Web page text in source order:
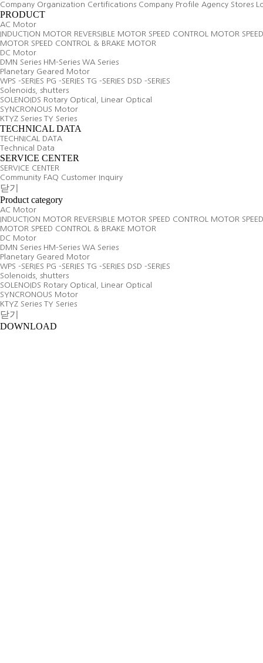
Company Organization Certifications Company Profile Agency Stores
PRODUCT
AC Motor
INDUCTION MOTOR REVERSIBLE MOTOR SPEED CONTROL MOTOR
MOTOR SPEED CONTROL & BRAKE MOTOR
DC Motor
DMN Series HM-Series WA Series
Planetary Geared Motor
WPS -SERIES PG -SERIES TG -SERIES DSD -SERIES
Solenoids, shutters
SOLENOIDS Rotary Optical, Linear Optical
SYNCRONOUS Motor
KTYZ Series TY Series
TECHNICAL DATA
TECHNICAL DATA
Technical Data
SERVICE CENTER
SERVICE CENTER
Community FAQ Customer Inquiry
닫기
Product category
AC Motor
INDUCTION MOTOR REVERSIBLE MOTOR SPEED CONTROL MOTOR
MOTOR SPEED CONTROL & BRAKE MOTOR
DC Motor
DMN Series HM-Series WA Series
Planetary Geared Motor
WPS -SERIES PG -SERIES TG -SERIES DSD -SERIES
Solenoids, shutters
SOLENOIDS Rotary Optical, Linear Optical
SYNCRONOUS Motor
KTYZ Series TY Series
닫기
DOWNLOAD